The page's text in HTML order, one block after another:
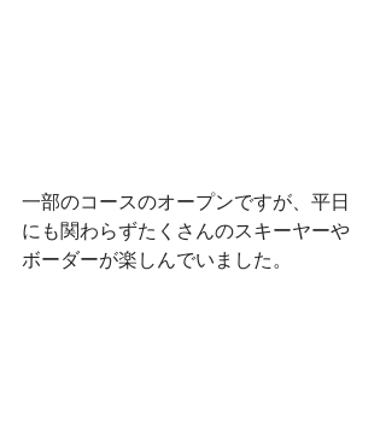
一部のコースのオープンですが、平日
にも関わらずたくさんのスキーヤーや
ボーダーが楽しんでいました。